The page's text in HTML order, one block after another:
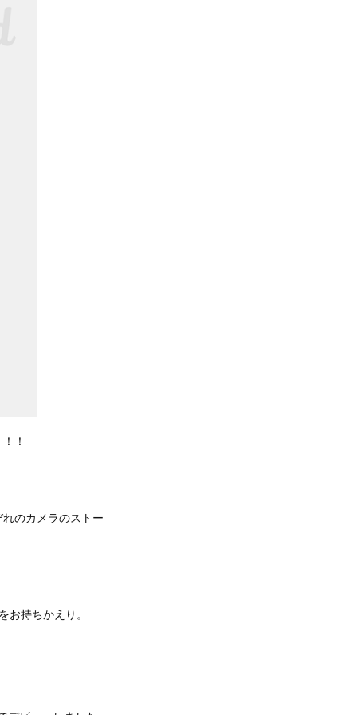
！
のカメラのストー
持ちかえり。